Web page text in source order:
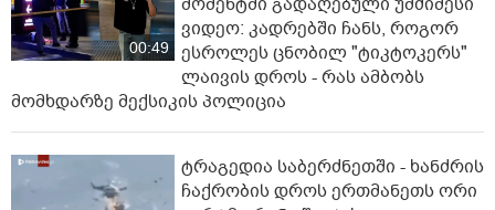
00:49
მომენტში გადაღებული უმძიმესი
ვიდეო: კადრებში ჩანს, როგორ
ესროლეს ცნობილ "ტიკტოკერს"
ლაივის დროს - რას ამბობს
მომხდარზე მექსიკის პოლიცია
ტრაგედია საბერძნეთში - ხანძრის
ჩაქრობის დროს ერთმანეთს ორი